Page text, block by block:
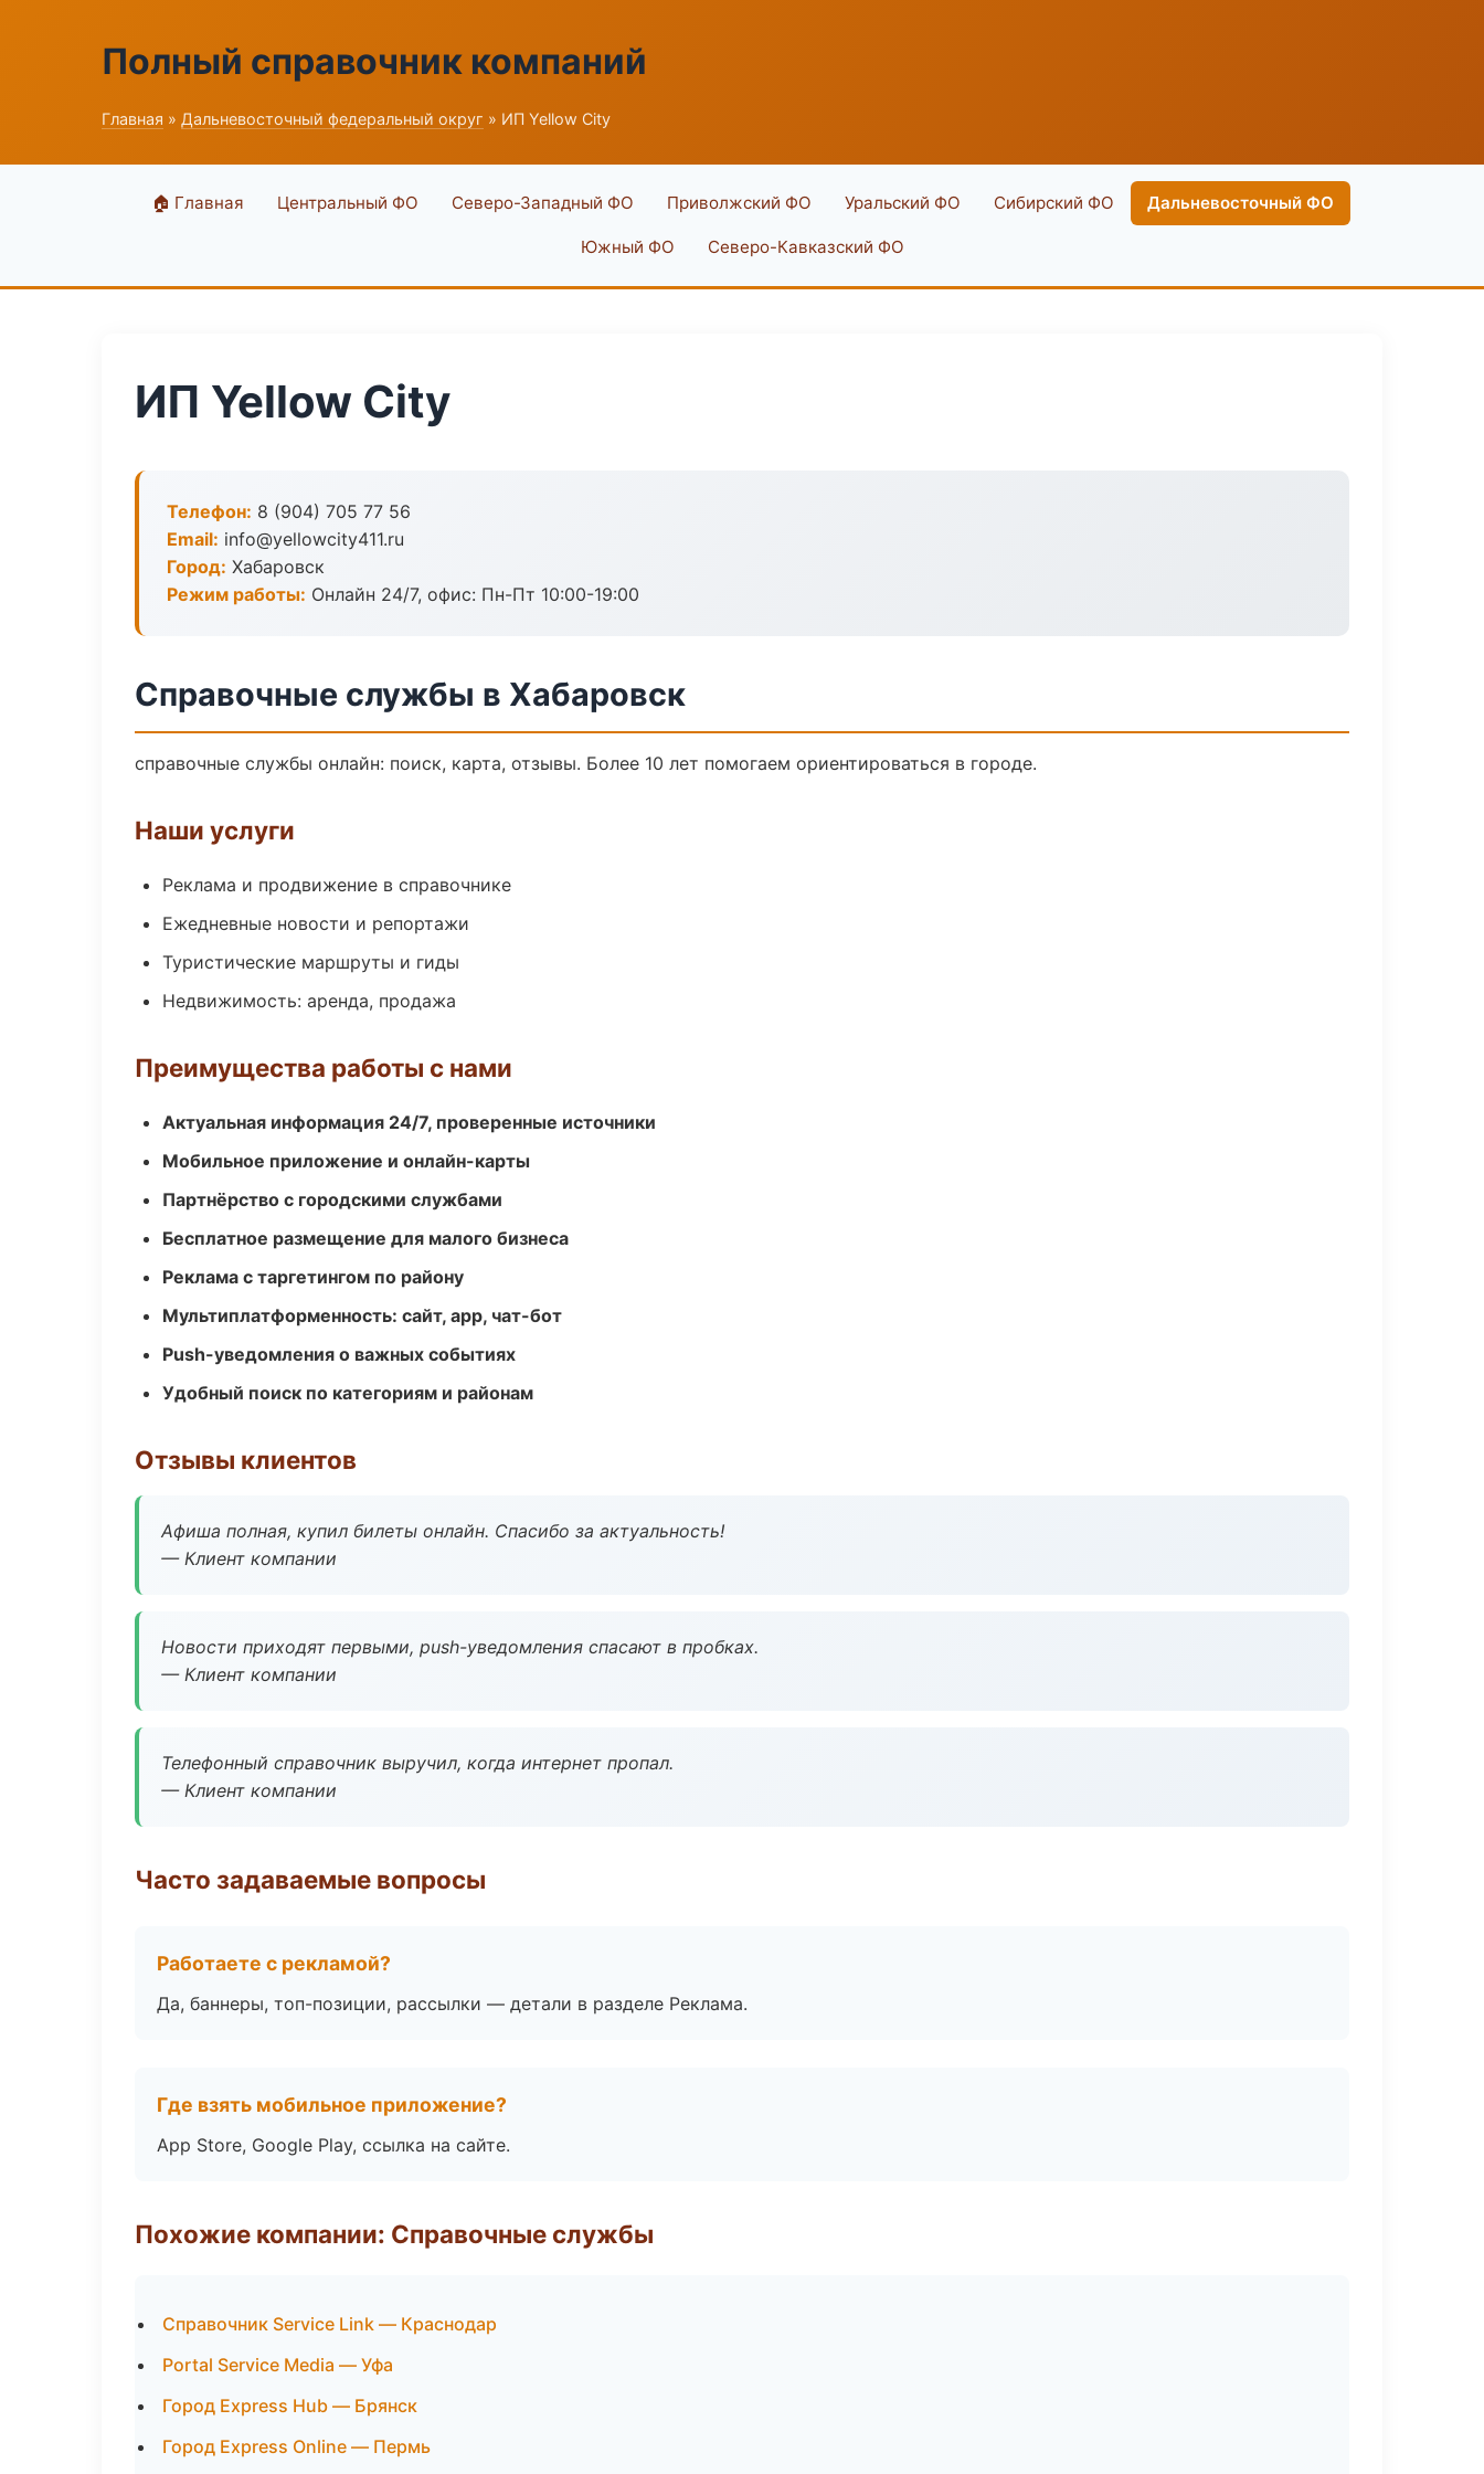
Полный справочник компаний
Главная » Дальневосточный федеральный округ » ИП Yellow City
🏠 Главная Центральный ФО Северо-Западный ФО Приволжский ФО Уральский ФО Сибирский ФО Дальневосточный ФО
Южный ФО Северо-Кавказский ФО
ИП Yellow City
Телефон: 8 (904) 705 77 56
Email: info@yellowcity411.ru
Город: Хабаровск
Режим работы: Онлайн 24/7, офис: Пн-Пт 10:00-19:00
Справочные службы в Хабаровск
справочные службы онлайн: поиск, карта, отзывы. Более 10 лет помогаем ориентироваться в городе.
Наши услуги
Реклама и продвижение в справочнике
Ежедневные новости и репортажи
Туристические маршруты и гиды
Недвижимость: аренда, продажа
Преимущества работы с нами
Актуальная информация 24/7, проверенные источники
Мобильное приложение и онлайн-карты
Партнёрство с городскими службами
Бесплатное размещение для малого бизнеса
Реклама с таргетингом по району
Мультиплатформенность: сайт, app, чат-бот
Push-уведомления о важных событиях
Удобный поиск по категориям и районам
Отзывы клиентов
Афиша полная, купил билеты онлайн. Спасибо за актуальность!
— Клиент компании
Новости приходят первыми, push-уведомления спасают в пробках.
— Клиент компании
Телефонный справочник выручил, когда интернет пропал.
— Клиент компании
Часто задаваемые вопросы
Работаете с рекламой?
Да, баннеры, топ-позиции, рассылки — детали в разделе Реклама.
Где взять мобильное приложение?
App Store, Google Play, ссылка на сайте.
Похожие компании: Справочные службы
Справочник Service Link — Краснодар
Portal Service Media — Уфа
Город Express Hub — Брянск
Город Express Online — Пермь